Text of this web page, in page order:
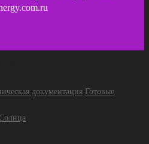
документация Готовые